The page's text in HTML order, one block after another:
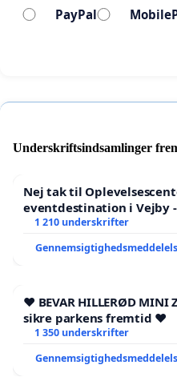
PayPal
Underskriftsindsamlinger
Nej tak til
eventdestination i Vejby
lokalområde i balance
1 210 underskrifter
❤️ BEVAR HILLERØD
sikre parkens fremtid ❤️
1 350 underskrifter